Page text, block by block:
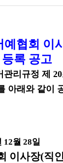
예협회 이
록 공고
리규정 제
아래와 같이
12월 28일
이사장(직